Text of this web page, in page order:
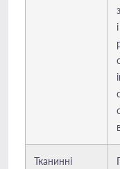
Тканинні